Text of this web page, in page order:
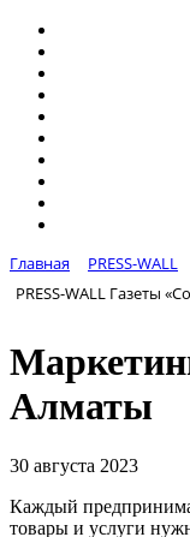
Главная
PRESS-WALL
PRESS-WALL Газеты
Алматы
30 августа 2023
Каждый
товары и услуги